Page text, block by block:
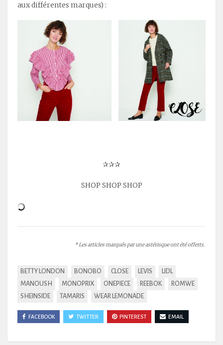
aux différentes marques) :
✰✰✰
SHOP SHOP SHOP
* Les articles marqués par une astérisque ont été offerts.
BETTY LONDON BONOBO CLOSE LEVIS
LIDL
MANOUSH
MONOPRIX ONEPIECE REEBOK
ROMWE
SHEINSIDE
TAMARIS WEAR LEMONADE
FACEBOOK TWITTER PINTEREST EMAIL